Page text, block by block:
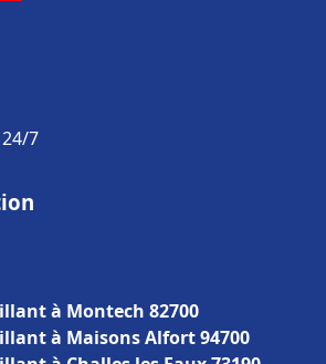
7
à Montech 82700
à Maisons Alfort 94700